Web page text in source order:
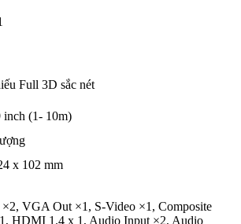
Full 3D sắc nét
inch (1- 10m)
x 102 mm
VGA Out ×1, S-Video ×1, Composite
HDMI 1.4 x 1, Audio Input ×2, Audio